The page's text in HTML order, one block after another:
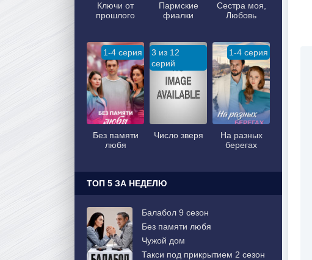
Ключи от
прошлого
Пармские
фиалки
Сестра моя,
Любовь
1-4 серия
Без памяти
любя
3 из 12
серий
Число зверя
1-4 серия
На разных
берегах
ТОП 5 ЗА НЕДЕЛЮ
Балабол 9 сезон
Без памяти любя
Чужой дом
Такси под прикрытием 2 сезон